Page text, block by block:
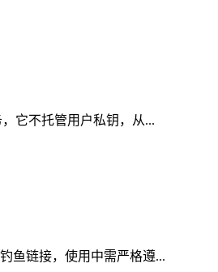
它不托管用户私钥，从...
鱼链接，使用中需严格遵...